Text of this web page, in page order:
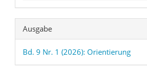
Ausgabe
Bd. 9 Nr. 1 (2026): Orientierung